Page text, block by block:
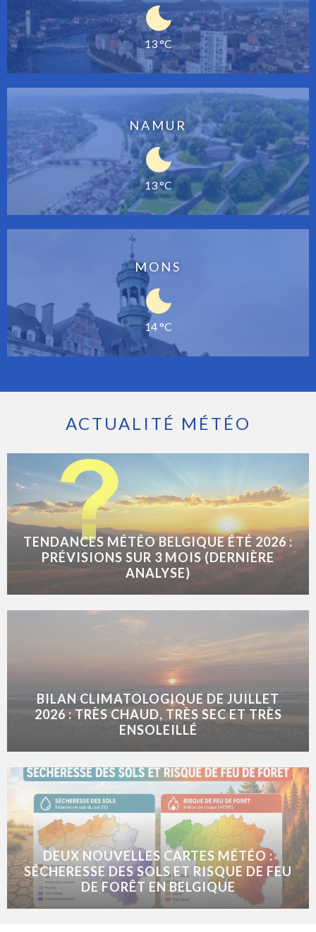
13 °C
NAMUR
13 °C
MONS
14 °C
ACTUALITÉ MÉTÉO
TENDANCES MÉTÉO BELGIQUE ÉTÉ 2026 :
PRÉVISIONS SUR 3 MOIS (DERNIÈRE
ANALYSE)
BILAN CLIMATOLOGIQUE DE JUILLET
2026 : TRÈS CHAUD, TRÈS SEC ET TRÈS
ENSOLEILLÉ
DEUX NOUVELLES CARTES MÉTÉO :
SÉCHERESSE DES SOLS ET RISQUE DE FEU
DE FORÊT EN BELGIQUE